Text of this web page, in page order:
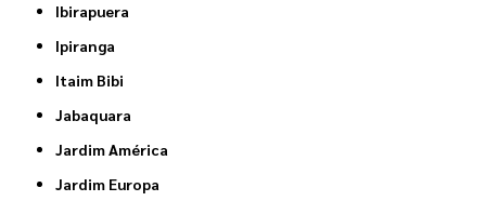
Ibirapuera
Ipiranga
Itaim Bibi
Jabaquara
Jardim América
Jardim Europa